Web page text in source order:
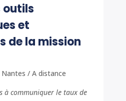
outils
et
de la mission
/ A distance
à communiquer le taux de